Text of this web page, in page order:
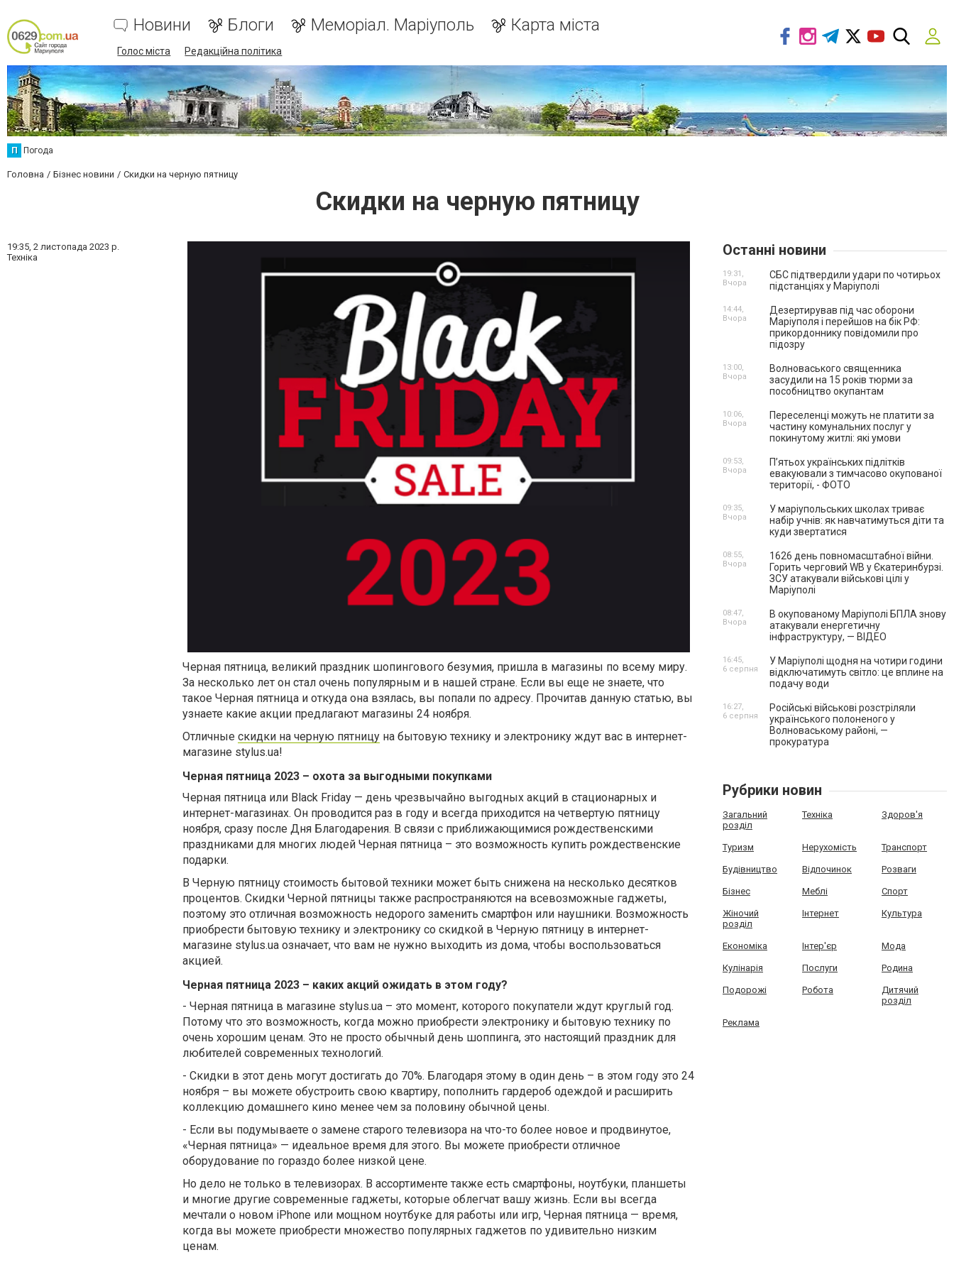
Новини Блоги Меморіал. Маріуполь Карта міста
Голос міста Редакційна політика
П Погода
Головна Бізнес новини Скидки на черную пятницу
Скидки на черную пятницу
19:35, 2 листопада 2023 р.
Техніка
Черная пятница, великий праздник шопингового безумия, пришла в магазины по всему миру.
За несколько лет он стал очень популярным и в нашей стране. Если вы еще не знаете, что
такое Черная пятница и откуда она взялась, вы попали по адресу. Прочитав данную статью, вы
узнаете какие акции предлагают магазины 24 ноября.
Отличные скидки на черную пятницу на бытовую технику и электронику ждут вас в интернет-
магазине stylus.ua!
Черная пятница 2023 – охота за выгодными покупками
Черная пятница или Black Friday — день чрезвычайно выгодных акций в стационарных и
интернет-магазинах. Он проводится раз в году и всегда приходится на четвертую пятницу
ноября, сразу после Дня Благодарения. В связи с приближающимися рождественскими
праздниками для многих людей Черная пятница – это возможность купить рождественские
подарки.
В Черную пятницу стоимость бытовой техники может быть снижена на несколько десятков
процентов. Скидки Черной пятницы также распространяются на всевозможные гаджеты,
поэтому это отличная возможность недорого заменить смартфон или наушники. Возможность
приобрести бытовую технику и электронику со скидкой в Черную пятницу в интернет-
магазине stylus.ua означает, что вам не нужно выходить из дома, чтобы воспользоваться
акцией.
Черная пятница 2023 – каких акций ожидать в этом году?
- Черная пятница в магазине stylus.ua – это момент, которого покупатели ждут круглый год.
Потому что это возможность, когда можно приобрести электронику и бытовую технику по
очень хорошим ценам. Это не просто обычный день шоппинга, это настоящий праздник для
любителей современных технологий.
- Скидки в этот день могут достигать до 70%. Благодаря этому в один день – в этом году это 24
ноября – вы можете обустроить свою квартиру, пополнить гардероб одеждой и расширить
коллекцию домашнего кино менее чем за половину обычной цены.
- Если вы подумываете о замене старого телевизора на что-то более новое и продвинутое,
«Черная пятница» — идеальное время для этого. Вы можете приобрести отличное
оборудование по гораздо более низкой цене.
Но дело не только в телевизорах. В ассортименте также есть смартфоны, ноутбуки, планшеты
и многие другие современные гаджеты, которые облегчат вашу жизнь. Если вы всегда
мечтали о новом iPhone или мощном ноутбуке для работы или игр, Черная пятница — время,
когда вы можете приобрести множество популярных гаджетов по удивительно низким
ценам.
Останні новини
СБС підтвердили удари по чотирьох
підстанціях у Маріуполі
19:31,
Вчора
Дезертирував під час оборони
Маріуполя і перейшов на бік РФ:
прикордоннику повідомили про
підозру
14:44,
Вчора
Волноваського священника
засудили на 15 років тюрми за
пособництво окупантам
13:00,
Вчора
Переселенці можуть не платити за
частину комунальних послуг у
покинутому житлі: які умови
10:06,
Вчора
П’ятьох українських підлітків
евакуювали з тимчасово окупованої
території, - ФОТО
09:53,
Вчора
У маріупольських школах триває
набір учнів: як навчатимуться діти та
куди звертатися
09:35,
Вчора
1626 день повномасштабної війни.
Горить черговий WB у Єкатеринбурзі.
ЗСУ атакували військові цілі у
Маріуполі
08:55,
Вчора
В окупованому Маріуполі БПЛА знову
атакували енергетичну
інфраструктуру, — ВІДЕО
08:47,
Вчора
У Маріуполі щодня на чотири години
відключатимуть світло: це вплине на
подачу води
16:45,
6 серпня
Російські військові розстріляли
українського полоненого у
Волноваському районі, —
прокуратура
16:27,
6 серпня
Рубрики новин
Загальний
розділ
Техніка Здоров'я
Туризм Нерухомість Транспорт
Будівництво Відпочинок Розваги
Бізнес Меблі Спорт
Жіночий
розділ
Інтернет Культура
Економіка Інтер'єр Мода
Кулінарія Послуги Родина
Подорожі Робота
Дитячий
розділ
Реклама